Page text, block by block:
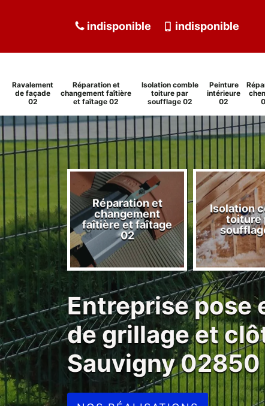
indisponible indisponible
Ravalement
de façade
02
Réparation et
changement faîtière
et faîtage 02
Isolation comble
toiture par
soufflage 02
Peinture
intérieure
02
de
02
Réparation et
changement
faîtière et faîtage
02
Isolation
toiture
Entreprise pose
de grillage et
Sauvigny 02850